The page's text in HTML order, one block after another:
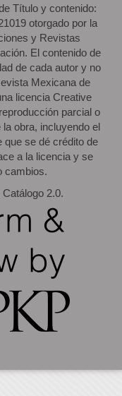
Título y contenido:
otorgado por la
y Revistas
El contenido de
de cada autor y no
Mexicana de
licencia Creative
parcial o
obra, incluyendo el
que se dé crédito de
a la licencia y se
cambios.
2.0.